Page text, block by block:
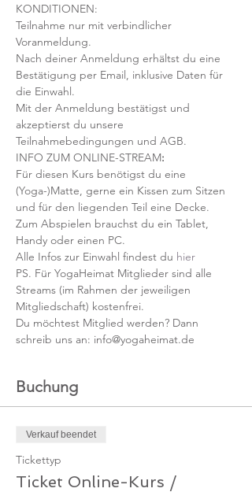
KONDITIONEN:
Teilnahme nur mit verbindlicher
Voranmeldung.
Nach deiner Anmeldung erhältst du eine
Bestätigung per Email, inklusive Daten für
die Einwahl.
Mit der Anmeldung bestätigst und
akzeptierst du unsere
Teilnahmebedingungen und AGB.
INFO ZUM ONLINE-STREAM:
Für diesen Kurs benötigst du eine
(Yoga-)Matte, gerne ein Kissen zum Sitzen
und für den liegenden Teil eine Decke.
Zum Abspielen brauchst du ein Tablet,
Handy oder einen PC.
Alle Infos zur Einwahl findest du hier
PS. Für YogaHeimat Mitglieder sind alle
Streams (im Rahmen der jeweiligen
Mitgliedschaft) kostenfrei.
Du möchtest Mitglied werden? Dann
schreib uns an: info@yogaheimat.de
Buchung
Verkauf beendet
Tickettyp
Ticket Online-Kurs /